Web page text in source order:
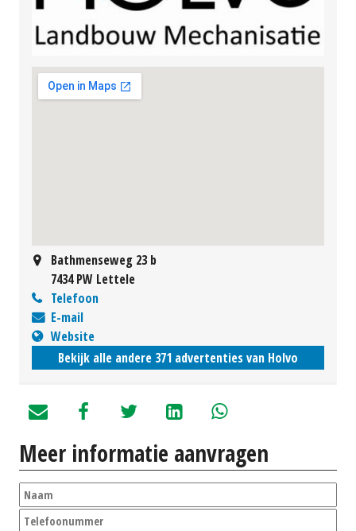
Bathmenseweg 23 b
7434 PW Lettele
Telefoon
E-mail
Website
Bekijk alle andere 371 advertenties van Holvo
Meer informatie aanvragen